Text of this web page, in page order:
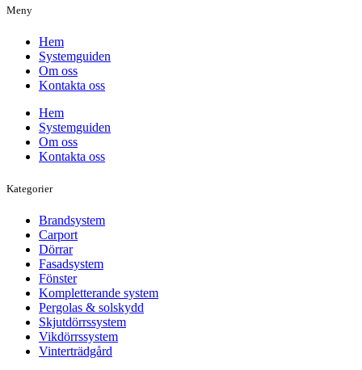
Meny
Hem
Systemguiden
Om oss
Kontakta oss
Hem
Systemguiden
Om oss
Kontakta oss
Kategorier
Brandsystem
Carport
Dörrar
Fasadsystem
Fönster
Kompletterande system
Pergolas & solskydd
Skjutdörrssystem
Vikdörrssystem
Vinterträdgård